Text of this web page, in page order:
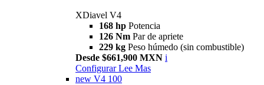
XDiavel V4
168 hp Potencia
126 Nm Par de apriete
229 kg Peso húmedo (sin combustible)
Desde $661,900 MXN i
Configurar Lee Mas
new V4 100